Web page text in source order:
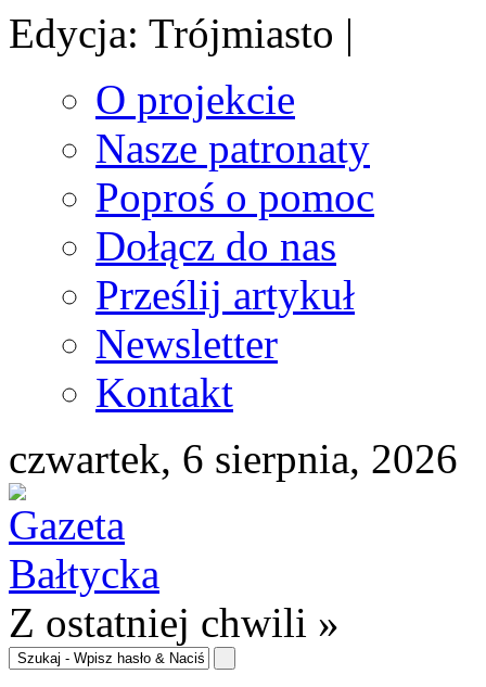
Edycja: Trójmiasto |
O projekcie
Nasze patronaty
Poproś o pomoc
Dołącz do nas
Prześlij artykuł
Newsletter
Kontakt
czwartek, 6 sierpnia, 2026
Z ostatniej chwili »